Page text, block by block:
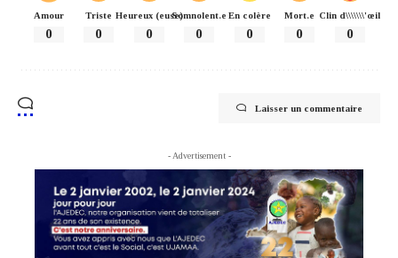
Amour
0
Triste
0
Heureux (euse)
0
Somnolent.e
0
En colère
0
Mort.e
0
Clin d\\\\\\\'œil
0
Laisser un commentaire
- Advertisement -